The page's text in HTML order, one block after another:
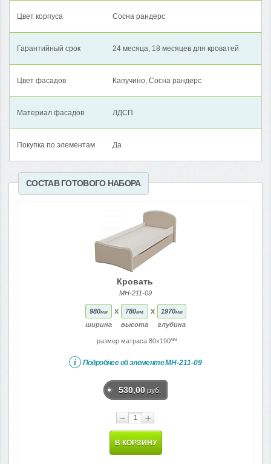
Цвет корпуса Сосна рандерс
Гарантийный срок 24 месяца, 18 месяцев для кроватей
Цвет фасадов Капучино, Сосна рандерс
Материал фасадов ЛДСП
Покупка по элементам Да
СОСТАВ ГОТОВОГО НАБОРА
Кровать
МН-211-09
980мм
ширина
x 780мм
высота
x 1970мм
глубина
размер матраса 80x190мм
i Подробнее об элементеМН-211-09
530,00 руб.
− +
В КОРЗИНУ